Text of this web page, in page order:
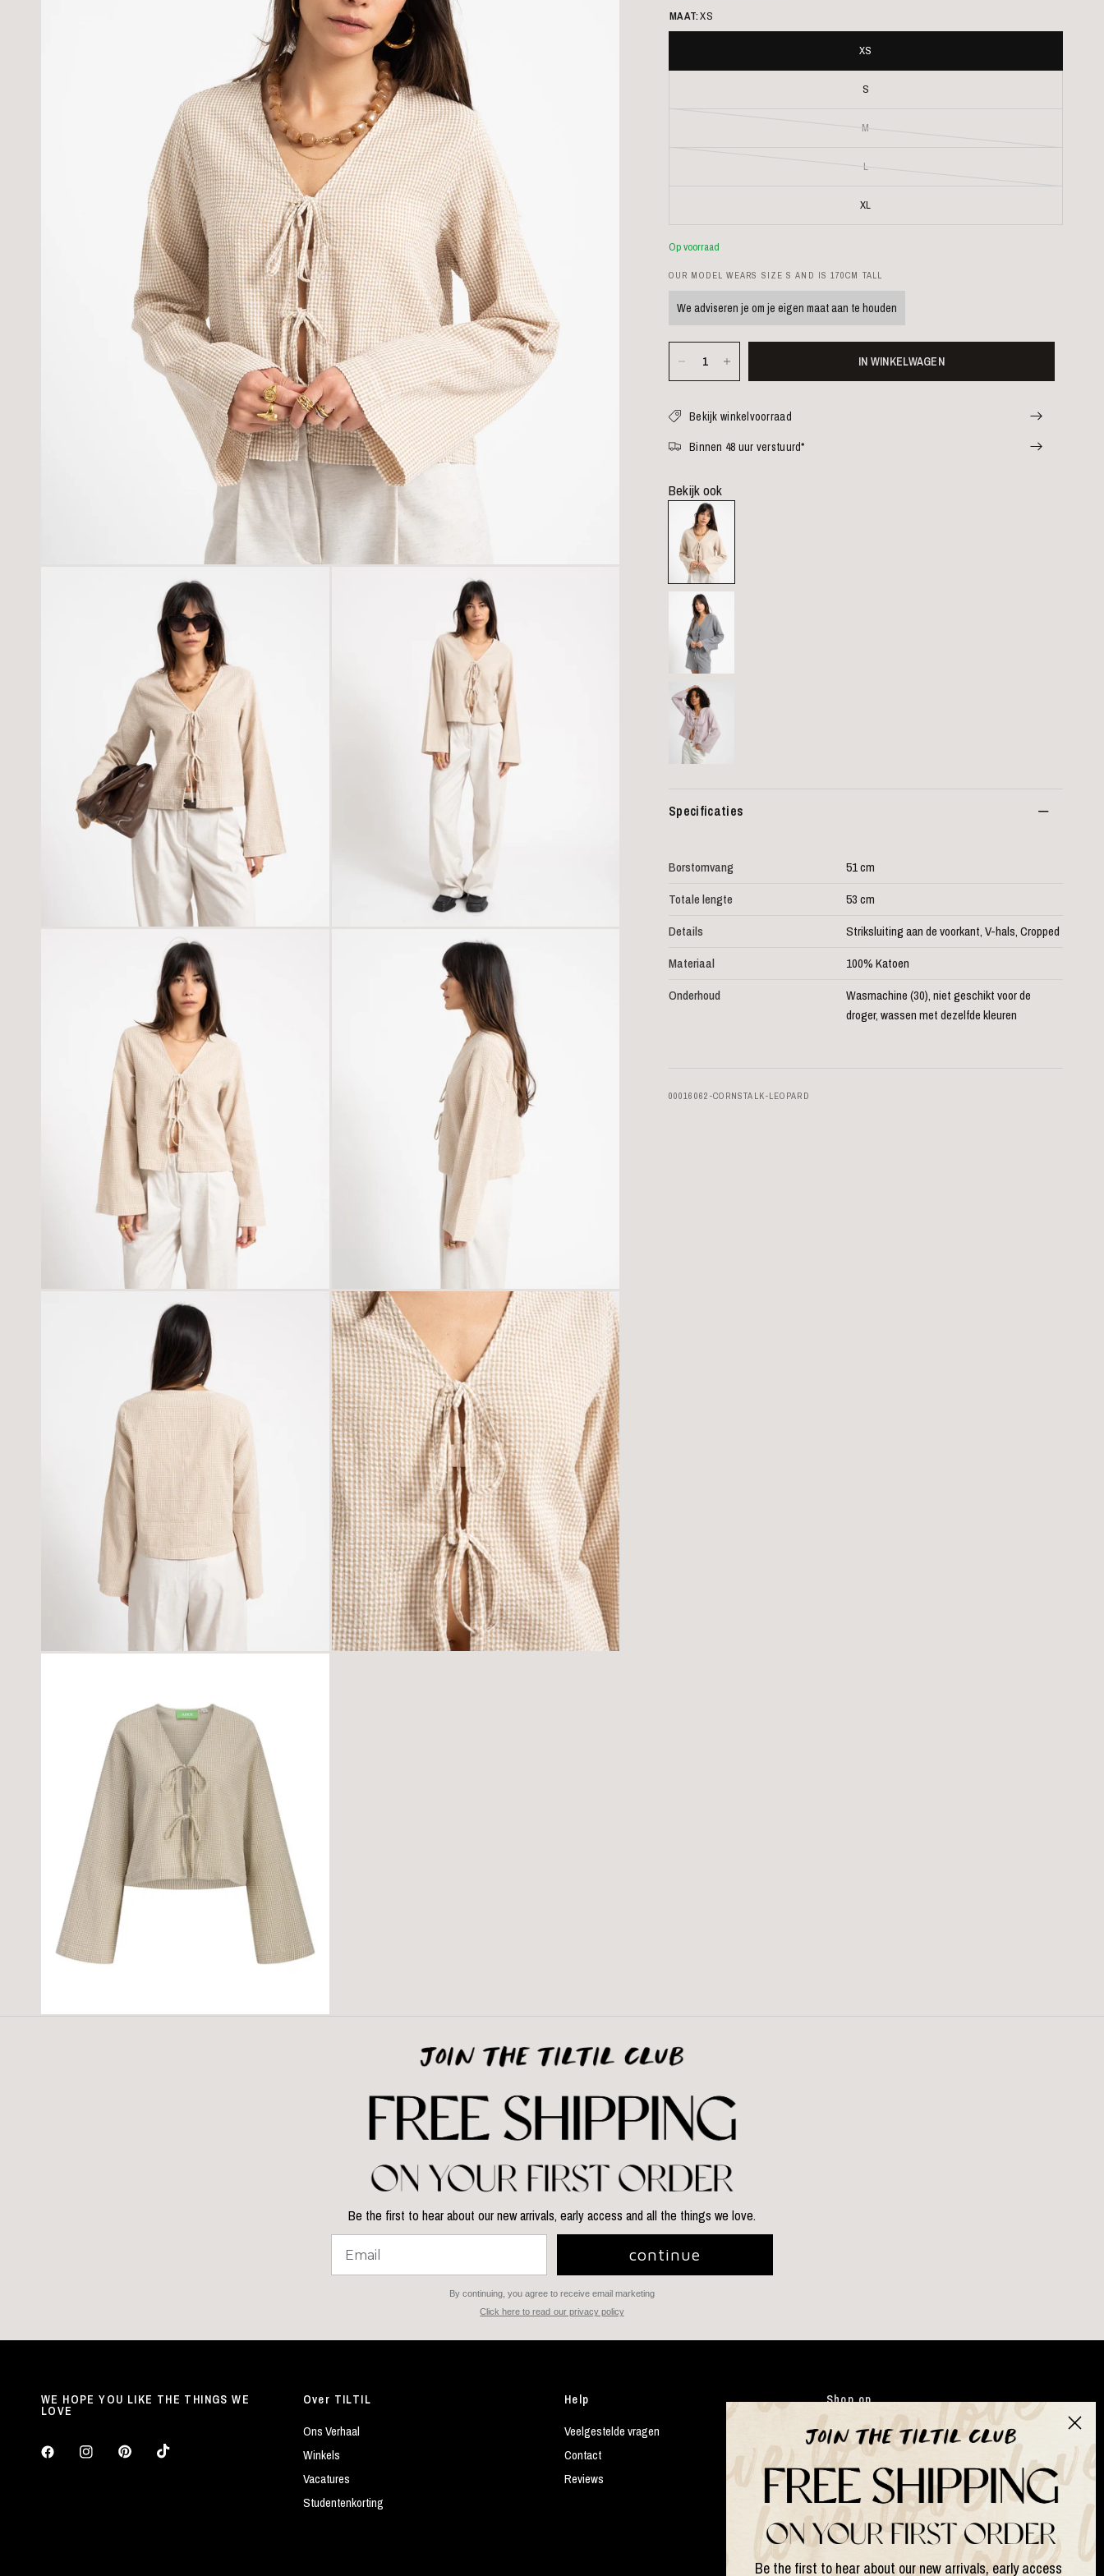
MAAT:XS
XS
S
M
L
XL
Op voorraad
OUR MODEL WEARS SIZE S AND IS 170CM TALL
We adviseren je om je eigen maat aan te houden
IN WINKELWAGEN
Bekijk winkelvoorraad
Binnen 48 uur verstuurd*
Bekijk ook
Specificaties
Borstomvang
51 cm
Totale lengte
53 cm
Details
Striksluiting aan de voorkant, V-hals, Cropped
Materiaal
100% Katoen
Onderhoud
Wasmachine (30), niet geschikt voor de
droger, wassen met dezelfde kleuren
00016062-CORNSTALK-LEOPARD
Be the first to hear about our new arrivals, early access and all the things we love.
continue
By continuing, you agree to receive email marketing
Click here to read our privacy policy
WE HOPE YOU LIKE THE THINGS WE
LOVE
Over TILTIL
Ons Verhaal
Winkels
Vacatures
Studentenkorting
Help
Veelgestelde vragen
Contact
Reviews
Shop op
Kleding
Japandi
Gifts
Kunstbloemen
Suits & Sets
Be the first to hear about our new arrivals, early access